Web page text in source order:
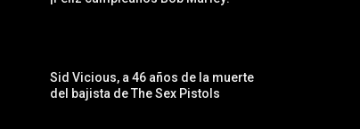
Sid Vicious, a 46 años de la muerte
del bajista de The Sex Pistols